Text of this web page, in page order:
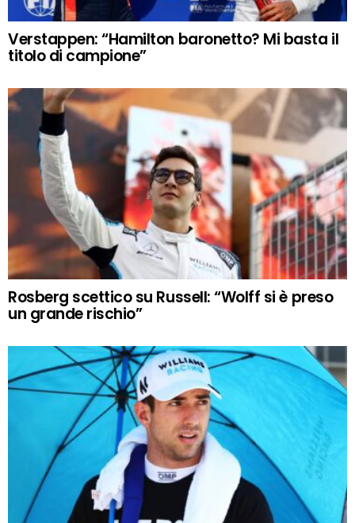
Verstappen: “Hamilton baronetto? Mi basta il
titolo di campione”
Rosberg scettico su Russell: “Wolff si è preso
un grande rischio”